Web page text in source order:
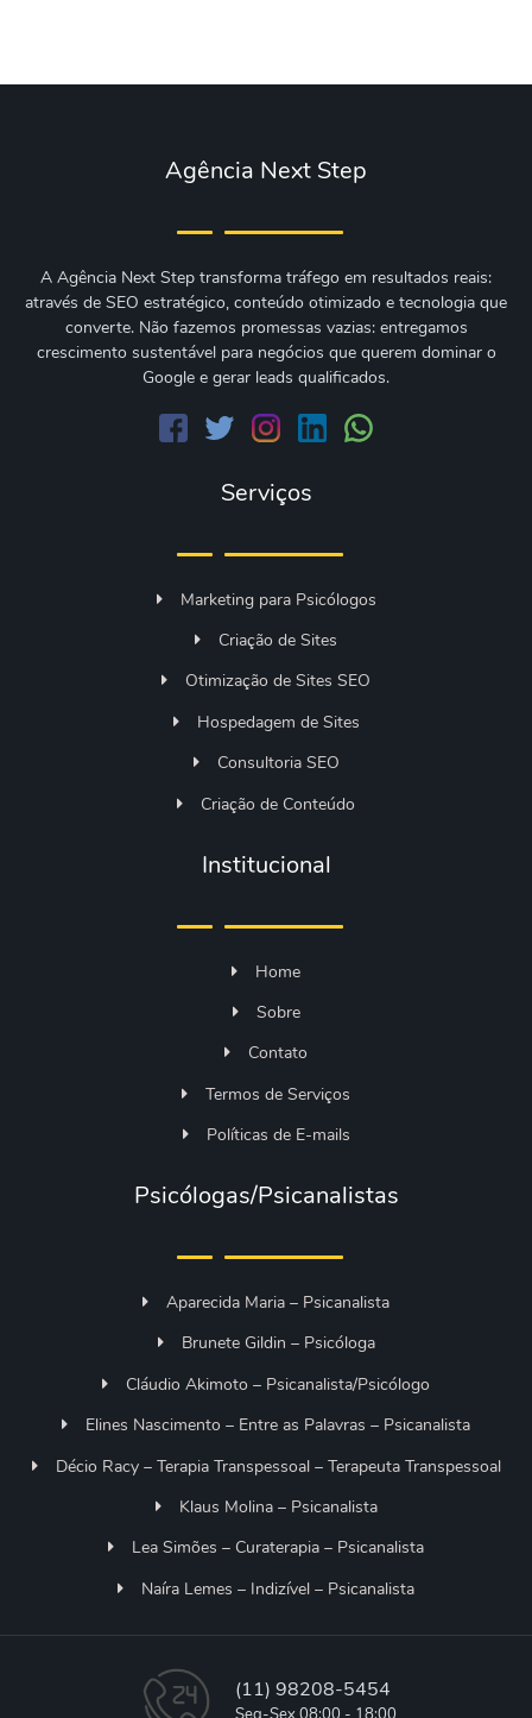
Agência Next Step
A Agência Next Step transforma tráfego em resultados reais:
através de SEO estratégico, conteúdo otimizado e tecnologia que
converte. Não fazemos promessas vazias: entregamos
crescimento sustentável para negócios que querem dominar o
Google e gerar leads qualificados.
Serviços
Marketing para Psicólogos
Criação de Sites
Otimização de Sites SEO
Hospedagem de Sites
Consultoria SEO
Criação de Conteúdo
Institucional
Home
Sobre
Contato
Termos de Serviços
Políticas de E-mails
Psicólogas/Psicanalistas
Aparecida Maria – Psicanalista
Brunete Gildin – Psicóloga
Cláudio Akimoto – Psicanalista/Psicólogo
Elines Nascimento – Entre as Palavras – Psicanalista
Décio Racy – Terapia Transpessoal – Terapeuta Transpessoal
Klaus Molina – Psicanalista
Lea Simões – Curaterapia – Psicanalista
Naíra Lemes – Indizível – Psicanalista
(11) 98208-5454